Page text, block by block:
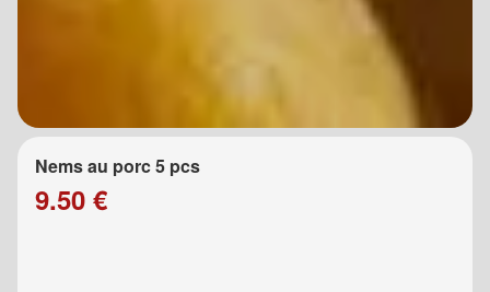
Nems au porc 5 pcs
9.50 €